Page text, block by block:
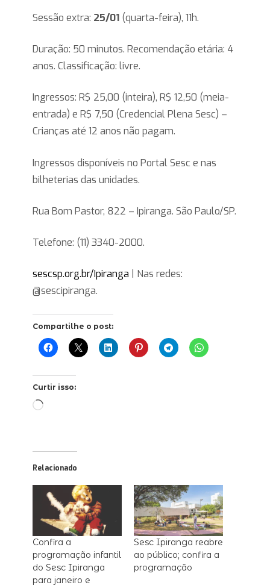
Sessão extra: 25/01 (quarta-feira), 11h.
Duração: 50 minutos. Recomendação etária: 4
anos. Classificação: livre.
Ingressos: R$ 25,00 (inteira), R$ 12,50 (meia-
entrada) e R$ 7,50 (Credencial Plena Sesc) –
Crianças até 12 anos não pagam.
Ingressos disponíveis no Portal Sesc e nas
bilheterias das unidades.
Rua Bom Pastor, 822 – Ipiranga. São Paulo/SP.
Telefone: (11) 3340-2000.
sescsp.org.br/Ipiranga | Nas redes:
@sescipiranga.
Compartilhe o post:
Curtir isso:
Carregando...
Relacionado
Confira a
programação infantil
do Sesc Ipiranga
para janeiro e
Sesc Ipiranga reabre
ao público; confira a
programação